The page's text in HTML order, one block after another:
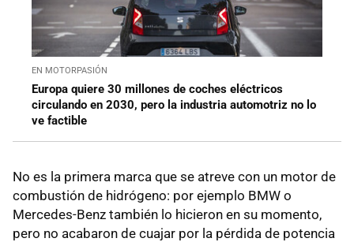
EN MOTORPASIÓN
Europa quiere 30 millones de coches eléctricos
circulando en 2030, pero la industria automotriz no lo
ve factible
No es la primera marca que se atreve con un motor de
combustión de hidrógeno: por ejemplo BMW o
Mercedes-Benz también lo hicieron en su momento,
pero no acabaron de cuajar por la pérdida de potencia